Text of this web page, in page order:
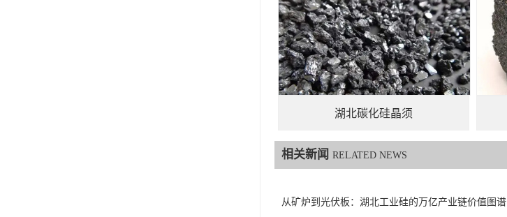
湖北碳化硅晶须
相关新闻 RELATED NEWS
从矿炉到光伏板：湖北工业硅的万亿产业链价值图谱